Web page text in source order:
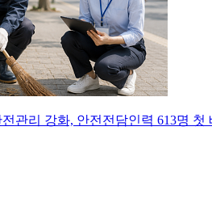
관리 강화, 안전전담인력 613명 첫